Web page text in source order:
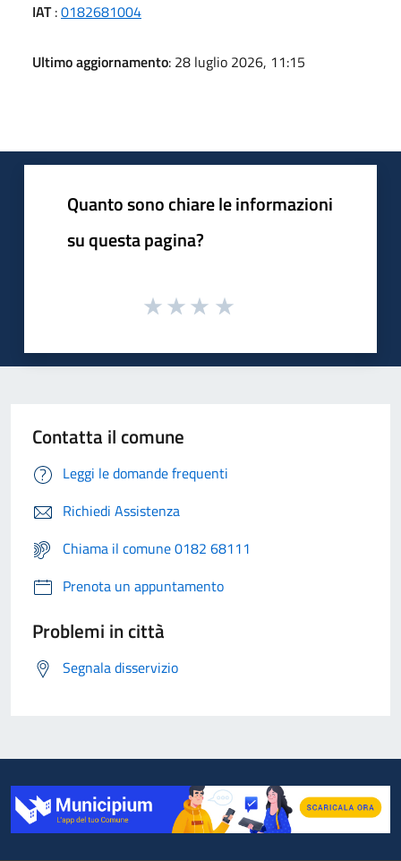
IAT:0182681004
Ultimo aggiornamento: 28 luglio 2026, 11:15
Quanto sono chiare le informazioni
su questa pagina?
Contatta il comune
Leggi le domande frequenti
Richiedi Assistenza
Chiama il comune 0182 68111
Prenota un appuntamento
Problemi in città
Segnala disservizio